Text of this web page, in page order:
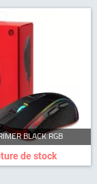
BLACK RGB
de stock